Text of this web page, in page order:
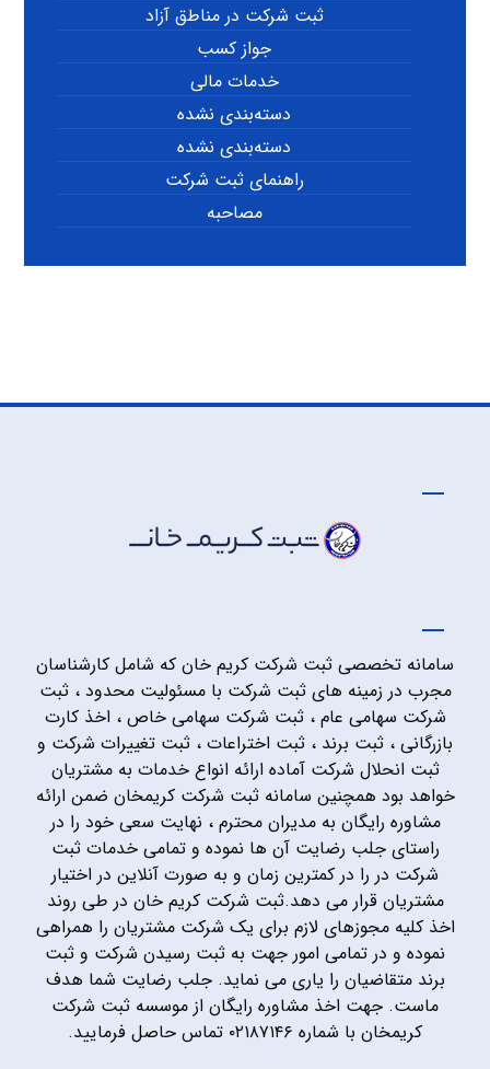
ثبت شرکت در مناطق آزاد
جواز کسب
خدمات مالی
دسته‌بندی نشده
دسته‌بندی نشده
راهنمای ثبت شرکت
مصاحبه
سامانه تخصصی ثبت شرکت کریم خان که شامل کارشناسان
مجرب در زمینه های ثبت شرکت با مسئولیت محدود ، ثبت
شرکت سهامی عام ، ثبت شرکت سهامی خاص ، اخذ کارت
بازرگانی ، ثبت برند ، ثبت اختراعات ، ثبت تغییرات شرکت و
ثبت انحلال شرکت آماده ارائه انواع خدمات به مشتریان
خواهد بود همچنین سامانه ثبت شرکت کریمخان ضمن ارائه
مشاوره رایگان به مدیران محترم ، نهایت سعی خود را در
راستای جلب رضایت آن ها نموده و تمامی خدمات ثبت
شرکت در را در کمترین زمان و به صورت آنلاین در اختیار
مشتریان قرار می دهد.ثبت شرکت کریم خان در طی روند
اخذ کلیه مجوزهای لازم برای یک شرکت مشتریان را همراهی
نموده و در تمامی امور جهت به ثبت رسیدن شرکت و ثبت
برند متقاضیان را یاری می نماید. جلب رضایت شما هدف
ماست. جهت اخذ مشاوره رایگان از موسسه ثبت شرکت
کریمخان با شماره ۰۲۱۸۷۱۴۶ تماس حاصل فرمایید.